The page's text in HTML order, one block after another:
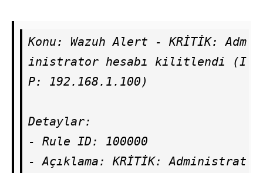
Konu: Wazuh Alert - KRİTİK: Adm
inistrator hesabı kilitlendi (I
P: 192.168.1.100)
Detaylar:
- Rule ID: 100000
- Açıklama: KRİTİK: Administrat